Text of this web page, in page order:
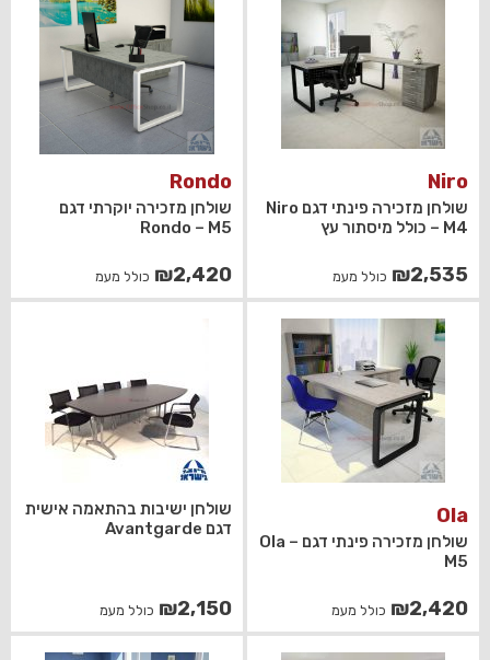
Niro
שולחן מזכירה פינתי דגם Niro
– M4 כולל מיסתור עץ
₪2,535 כולל מעמ
Rondo
שולחן מזכירה יוקרתי דגם
Rondo – M5
₪2,420 כולל מעמ
Ola
שולחן מזכירה פינתי דגם Ola –
M5
₪2,420 כולל מעמ
שולחן ישיבות בהתאמה אישית
דגם Avantgarde
₪2,150 כולל מעמ